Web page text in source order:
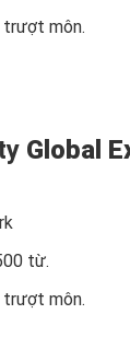
trượt môn.
Global
từ.
trượt môn.